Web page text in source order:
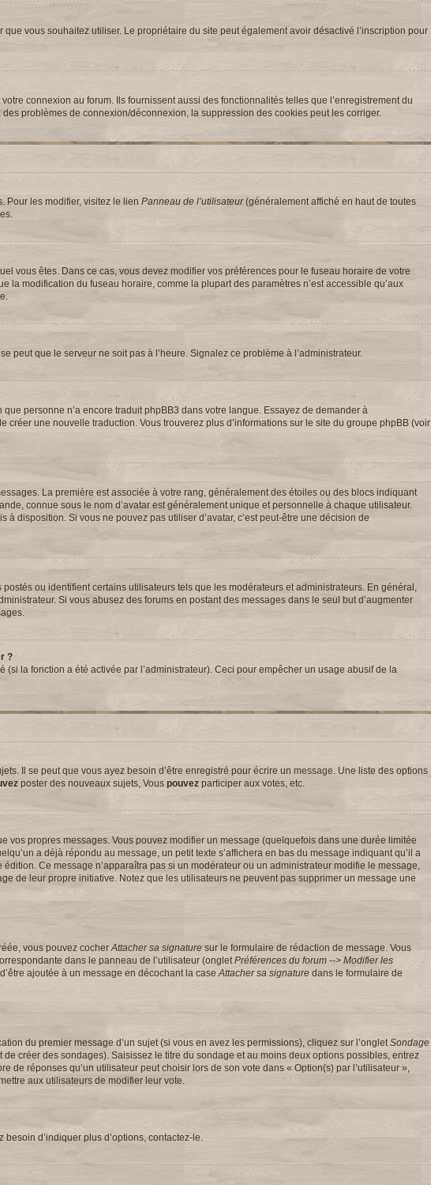
vous souhaitez utiliser. Le propriétaire du site peut également avoir désactivé l’inscription pour
connexion au forum. Ils fournissent aussi des fonctionnalités telles que l’enregistrement du
problèmes de connexion/déconnexion, la suppression des cookies peut les corriger.
Pour les modifier, visitez le lien Panneau de l’utilisateur(généralement affiché en haut de toutes
vous êtes. Dans ce cas, vous devez modifier vos préférences pour le fuseau horaire de votre
la modification du fuseau horaire, comme la plupart des paramètres n’est accessible qu’aux
peut que le serveur ne soit pas à l’heure. Signalez ce problème à l’administrateur.
personne n’a encore traduit phpBB3 dans votre langue. Essayez de demander à
créer une nouvelle traduction. Vous trouverez plus d’informations sur le site du groupe phpBB (voir
La première est associée à votre rang, généralement des étoiles ou des blocs indiquant
connue sous le nom d’avatar est généralement unique et personnelle à chaque utilisateur.
à disposition. Si vous ne pouvez pas utiliser d’avatar, c’est peut-être une décision de
ou identifient certains utilisateurs tels que les modérateurs et administrateurs. En général,
Si vous abusez des forums en postant des messages dans le seul but d’augmenter
?
la fonction a été activée par l’administrateur). Ceci pour empêcher un usage abusif de la
Il se peut que vous ayez besoin d’être enregistré pour écrire un message. Une liste des options
poster des nouveaux sujets, Vous pouvez participer aux votes, etc.
vos propres messages. Vous pouvez modifier un message (quelquefois dans une durée limitée
a déjà répondu au message, un petit texte s’affichera en bas du message indiquant qu’il a
Ce message n’apparaîtra pas si un modérateur ou un administrateur modifie le message,
de leur propre initiative. Notez que les utilisateurs ne peuvent pas supprimer un message une
vous pouvez cocher Attacher sa signature sur le formulaire de rédaction de message. Vous
dans le panneau de l’utilisateur (onglet Préférences du forum --> Modifier les
ajoutée à un message en décochant la case Attacher sa signature dans le formulaire de
du premier message d’un sujet (si vous en avez les permissions), cliquez sur l’onglet Sondage
créer des sondages). Saisissez le titre du sondage et au moins deux options possibles, entrez
réponses qu’un utilisateur peut choisir lors de son vote dans « Option(s) par l’utilisateur »,
aux utilisateurs de modifier leur vote.
d’indiquer plus d’options, contactez-le.